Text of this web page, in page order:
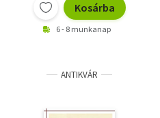
Kosárba
6 - 8 munkanap
ANTIKVÁR